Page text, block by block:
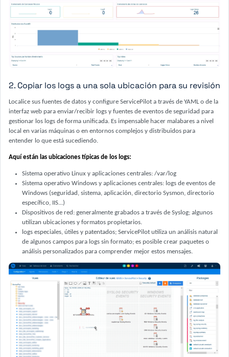
2. Copiar los logs a una sola ubicación para su revisión
Localice sus fuentes de datos y configure ServicePilot a través de YAML o de la
interfaz web para enviar/recibir logs y fuentes de eventos de seguridad para
gestionar los logs de forma unificada. Es impensable hacer malabares a nivel
local en varias máquinas o en entornos complejos y distribuidos para
entender lo que está sucediendo.
Aquí están las ubicaciones típicas de los logs:
Sistema operativo Linux y aplicaciones centrales: /var/log
Sistema operativo Windows y aplicaciones centrales: logs de eventos de
Windows (seguridad, sistema, aplicación, directorio Sysmon, directorio
específico, IIS...)
Dispositivos de red: generalmente grabados a través de Syslog; algunos
utilizan ubicaciones y formatos propietarios.
logs especiales, útiles y patentados; ServicePilot utiliza un análisis natural
de algunos campos para logs sin formato; es posible crear paquetes o
análisis personalizados para comprender mejor estos mensajes.